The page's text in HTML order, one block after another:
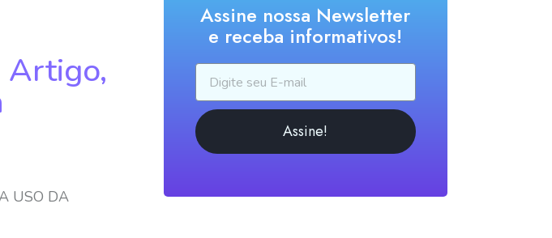
Artigo,
USO DA
Assine nossa Newsletter
e receba informativos!
Assine!